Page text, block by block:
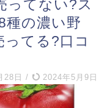
ってない?ス
種の濃い野
てる?口コ
28日 / 2024年5月9日